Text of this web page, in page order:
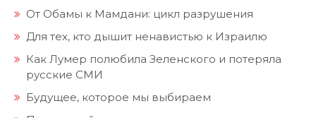
От Обамы к Мамдани: цикл разрушения
Для тех, кто дышит ненавистью к Израилю
Как Лумер полюбила Зеленского и потеряла
русские СМИ
Будущее, которое мы выбираем